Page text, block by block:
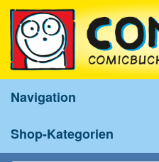
Navigation
Shop-Kategorien